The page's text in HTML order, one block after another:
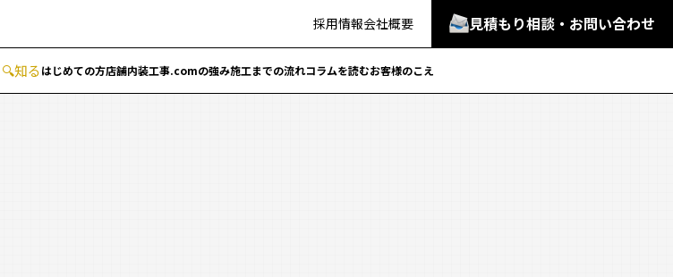
採用情報会社概要 見積もり相談・お問い合わせ
🔍知るはじめての方店舗内装工事.comの強み施工までの流れコラムを読むお客様のこえ